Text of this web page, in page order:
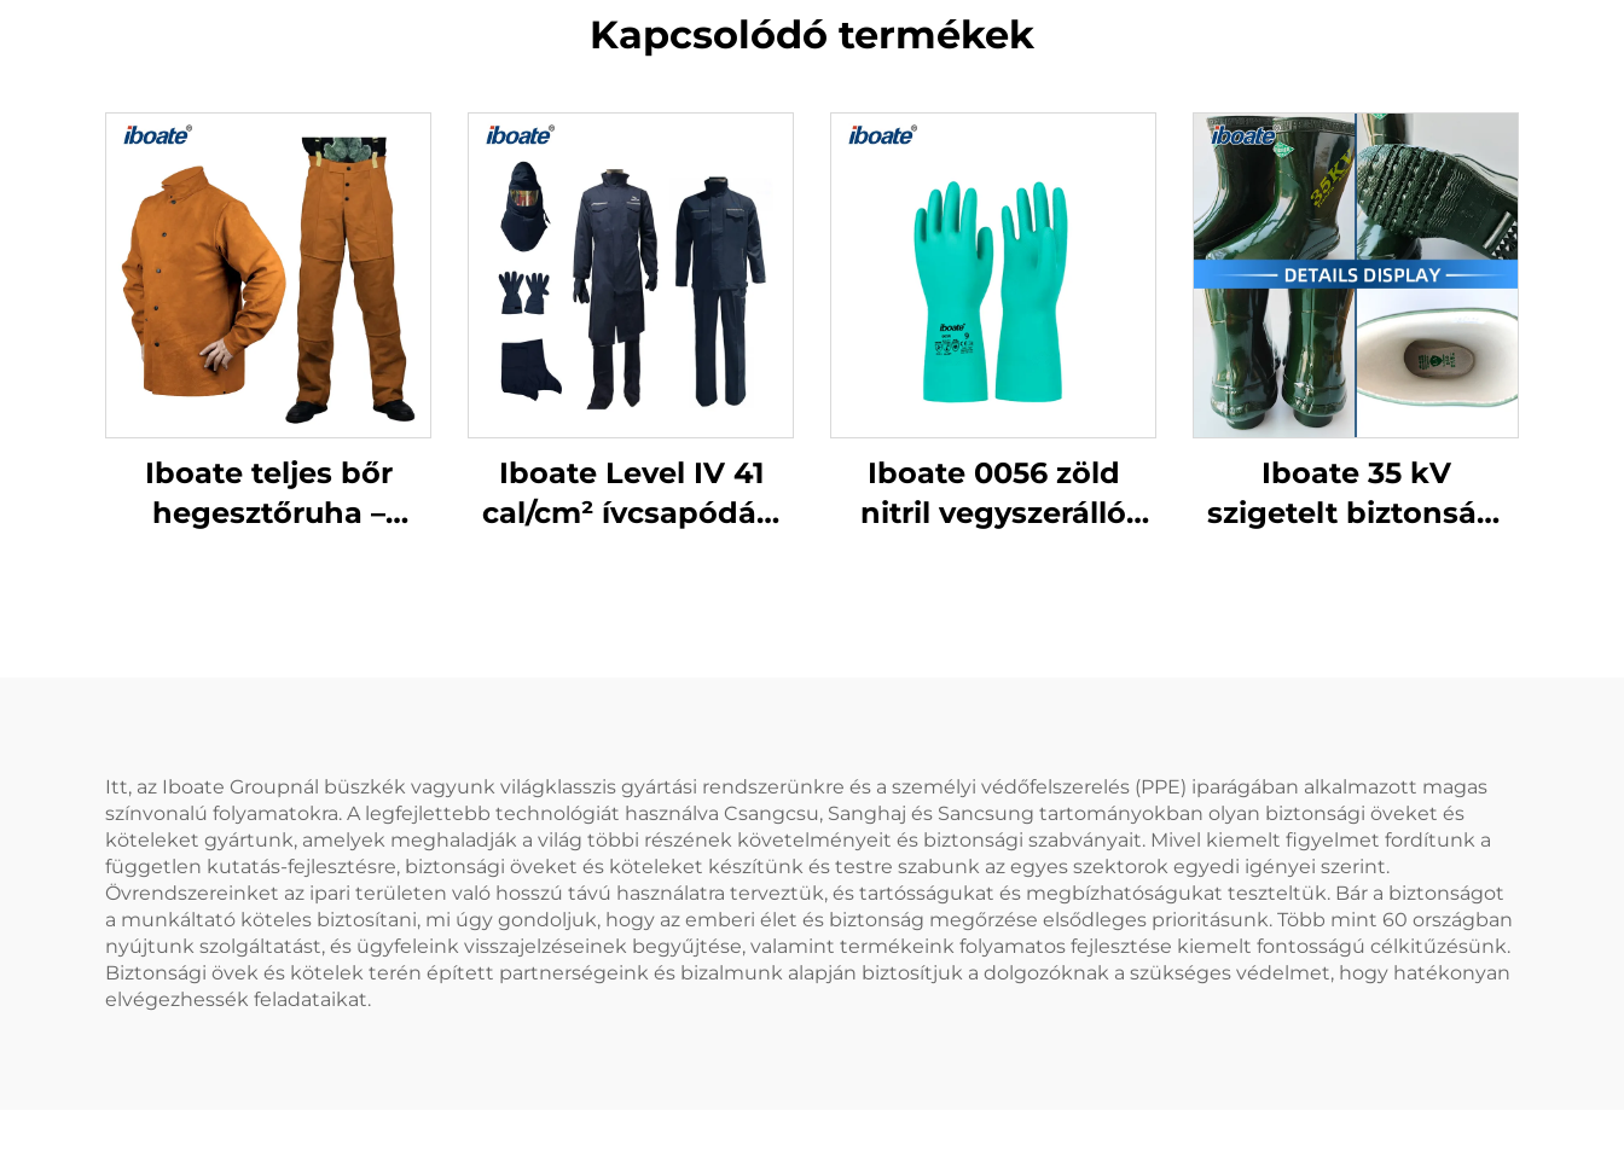
Kapcsolódó termékek
Iboate teljes bőr
hegesztőruha –
Iboate Level IV 41
cal/cm² ívcsapódási
Iboate 0056 zöld
nitril vegyszerálló
Iboate 35 kV
szigetelt biztonsági
Itt, az Iboate Groupnál büszkék vagyunk világklasszis gyártási rendszerünkre és a személyi védőfelszerelés (PPE) iparágában alkalmazott magas
színvonalú folyamatokra. A legfejlettebb technológiát használva Csangcsu, Sanghaj és Sancsung tartományokban olyan biztonsági öveket és
köteleket gyártunk, amelyek meghaladják a világ többi részének követelményeit és biztonsági szabványait. Mivel kiemelt figyelmet fordítunk a
független kutatás-fejlesztésre, biztonsági öveket és köteleket készítünk és testre szabunk az egyes szektorok egyedi igényei szerint.
Övrendszereinket az ipari területen való hosszú távú használatra terveztük, és tartósságukat és megbízhatóságukat teszteltük. Bár a biztonságot
a munkáltató köteles biztosítani, mi úgy gondoljuk, hogy az emberi élet és biztonság megőrzése elsődleges prioritásunk. Több mint 60 országban
nyújtunk szolgáltatást, és ügyfeleink visszajelzéseinek begyűjtése, valamint termékeink folyamatos fejlesztése kiemelt fontosságú célkitűzésünk.
Biztonsági övek és kötelek terén épített partnerségeink és bizalmunk alapján biztosítjuk a dolgozóknak a szükséges védelmet, hogy hatékonyan
elvégezhessék feladataikat.